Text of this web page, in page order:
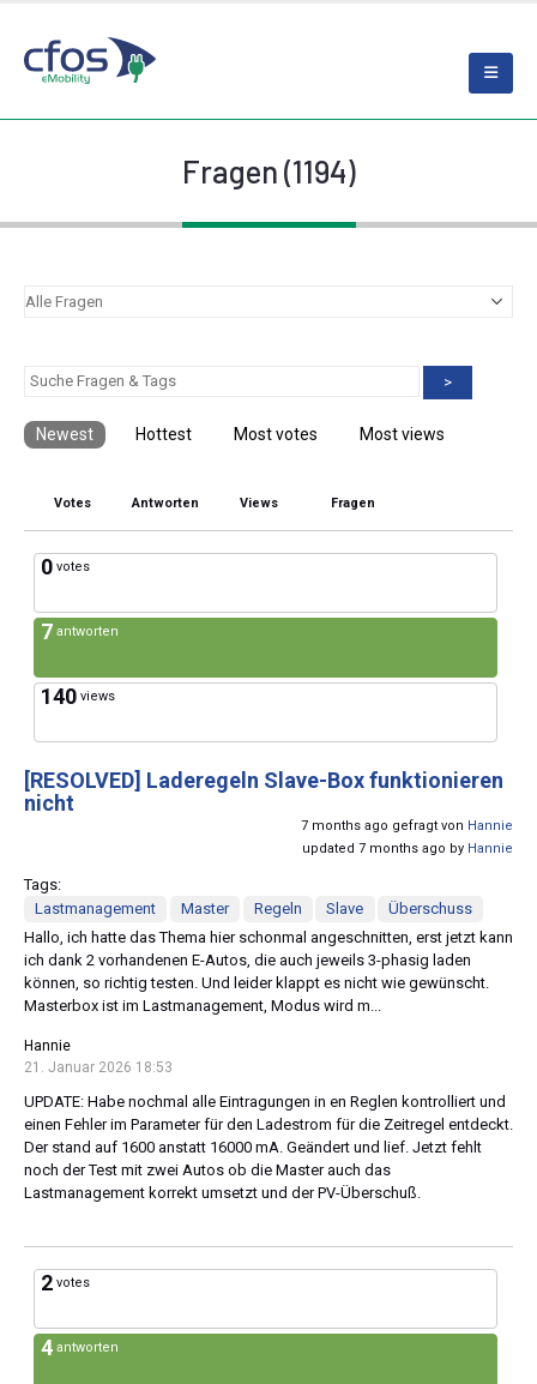
Fragen (1194)
>
Newest Hottest Most votes Most views
Votes Antworten Views Fragen
0 votes
7 antworten
140 views
[RESOLVED] Laderegeln Slave-Box funktionieren
nicht
7 months ago gefragt von Hannie
updated 7 months ago by Hannie
Tags:
Lastmanagement
Master Regeln Slave
Überschuss
Hallo, ich hatte das Thema hier schonmal angeschnitten, erst jetzt kann
ich dank 2 vorhandenen E-Autos, die auch jeweils 3-phasig laden
können, so richtig testen. Und leider klappt es nicht wie gewünscht.
Masterbox ist im Lastmanagement, Modus wird m...
Hannie
21. Januar 2026 18:53
UPDATE: Habe nochmal alle Eintragungen in en Reglen kontrolliert und
einen Fehler im Parameter für den Ladestrom für die Zeitregel entdeckt.
Der stand auf 1600 anstatt 16000 mA. Geändert und lief. Jetzt fehlt
noch der Test mit zwei Autos ob die Master auch das
Lastmanagement korrekt umsetzt und der PV-Überschuß.
2 votes
4 antworten